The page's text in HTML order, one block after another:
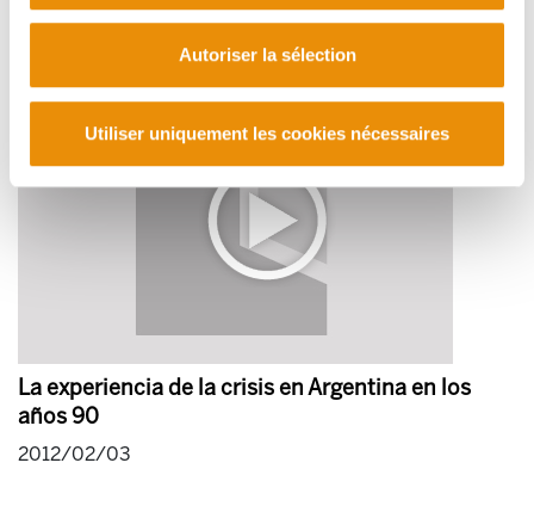
Autoriser la sélection
Utiliser uniquement les cookies nécessaires
2012/02/13
La experiencia de la crisis en Argentina en los
años 90
2012/02/03